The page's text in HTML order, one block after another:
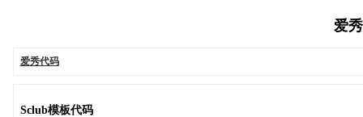
爱
爱秀代码
Sclub模板代码